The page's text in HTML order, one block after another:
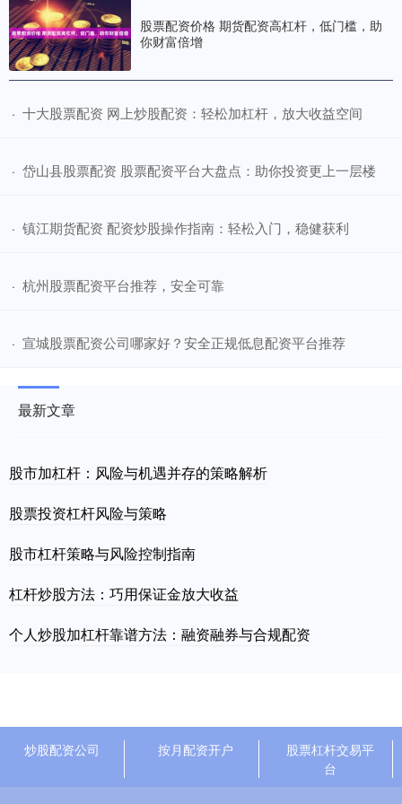
股票配资价格 期货配资高杠杆，低门槛，助
你财富倍增
· ​十大股票配资 网上炒股配资：轻松加杠杆，放大收益空间
· ​岱山县股票配资 股票配资平台大盘点：助你投资更上一层楼
· ​镇江期货配资 配资炒股操作指南：轻松入门，稳健获利
· ​杭州股票配资平台推荐，安全可靠
· ​宣城股票配资公司哪家好？安全正规低息配资平台推荐
最新文章
股市加杠杆：风险与机遇并存的策略解析
股票投资杠杆风险与策略
股市杠杆策略与风险控制指南
杠杆炒股方法：巧用保证金放大收益
个人炒股加杠杆靠谱方法：融资融券与合规配资
炒股配资公司 按月配资开户
股票杠杆交易平
台